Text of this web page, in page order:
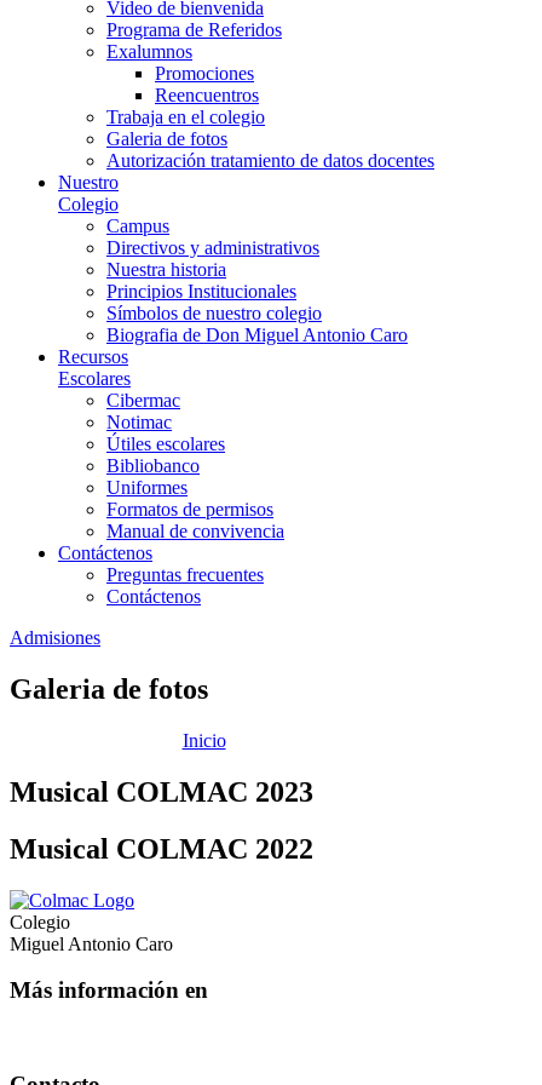
Video de bienvenida
Programa de Referidos
Exalumnos
Promociones
Reencuentros
Trabaja en el colegio
Galeria de fotos
Autorización tratamiento de datos docentes
Nuestro
Colegio
Campus
Directivos y administrativos
Nuestra historia
Principios Institucionales
Símbolos de nuestro colegio
Biografia de Don Miguel Antonio Caro
Recursos
Escolares
Cibermac
Notimac
Útiles escolares
Bibliobanco
Uniformes
Formatos de permisos
Manual de convivencia
Contáctenos
Preguntas frecuentes
Contáctenos
Admisiones
Galeria de fotos
Inicio|
Musical COLMAC 2023
Musical COLMAC 2022
Colegio
Miguel Antonio Caro
Más información en